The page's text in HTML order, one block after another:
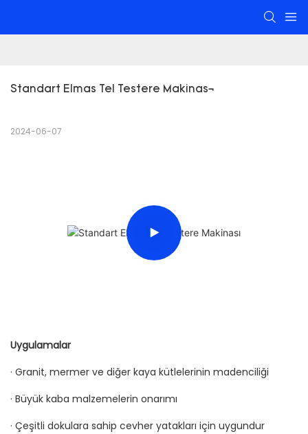
Standart Elmas Tel Testere Makinası
2024-06-07
Uygulamalar
· Granit, mermer ve diğer kaya kütlelerinin madenciliği
· Büyük kaba malzemelerin onarımı
· Çeşitli dokulara sahip cevher yatakları için uygundur